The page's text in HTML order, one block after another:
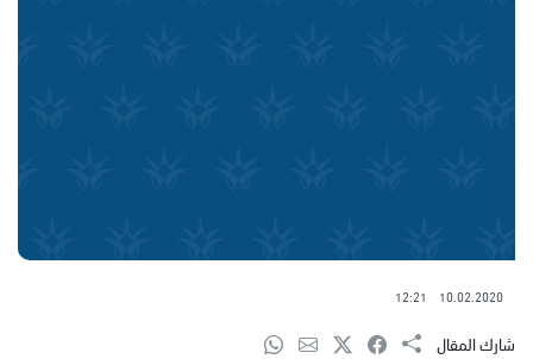
10.02.2020
12:21
شارك المقال